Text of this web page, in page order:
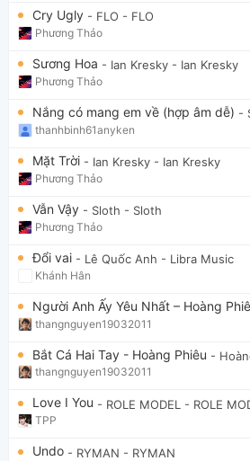
Cry Ugly - FLO - FLO
Phương Thảo
Sương Hoa - Ian Kresky - Ian Kresky
Phương Thảo
Nắng có mang em về (hợp âm dễ) -
thanhbinh61anyken
Mặt Trời - Ian Kresky - Ian Kresky
Phương Thảo
Vẫn Vậy - Sloth - Sloth
Phương Thảo
Đổi vai - Lê Quốc Anh - Libra Music
Khánh Hân
Người Anh Ấy Yêu Nhất – Hoàng
thangnguyen19032011
Bắt Cá Hai Tay - Hoàng Phiêu -
thangnguyen19032011
Love I You - ROLE MODEL - ROLE
TPP
Undo - RYMAN - RYMAN